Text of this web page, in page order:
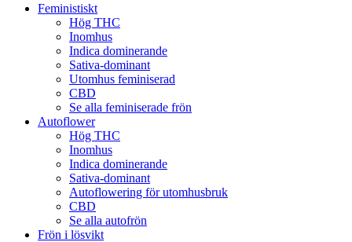
Feministiskt
Hög THC
Inomhus
Indica dominerande
Sativa-dominant
Utomhus feminiserad
CBD
Se alla feminiserade frön
Autoflower
Hög THC
Inomhus
Indica dominerande
Sativa-dominant
Autoflowering för utomhusbruk
CBD
Se alla autofrön
Frön i lösvikt